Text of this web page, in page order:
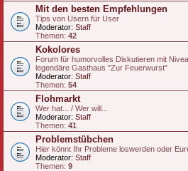
Mit den besten Empfehlungen
Tips von Usern für User
Moderator: Staff
Themen: 42
Kokolores
Forum für humorvolles Diskutieren mit
legendäre Gasthaus "Zur Feuerwurst"
Moderator: Staff
Themen: 54
Flohmarkt
Wer hat... / Wer will...
Moderator: Staff
Themen: 41
Problemstübchen
Hier könnt Ihr Probleme loswerden oder
Moderator: Staff
Themen: 9